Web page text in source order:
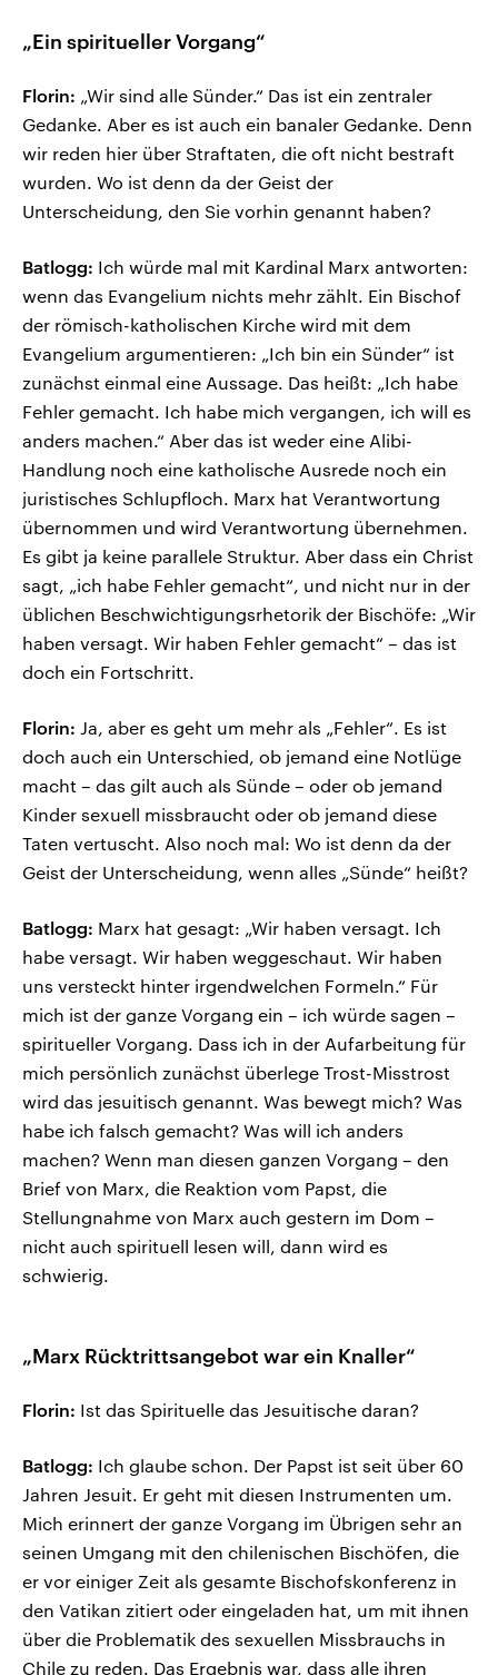
„Ein spiritueller Vorgang“
Florin: „Wir sind alle Sünder.“ Das ist ein zentraler
Gedanke. Aber es ist auch ein banaler Gedanke. Denn
wir reden hier über Straftaten, die oft nicht bestraft
wurden. Wo ist denn da der Geist der
Unterscheidung, den Sie vorhin genannt haben?
Batlogg: Ich würde mal mit Kardinal Marx antworten:
wenn das Evangelium nichts mehr zählt. Ein Bischof
der römisch-katholischen Kirche wird mit dem
Evangelium argumentieren: „Ich bin ein Sünder“ ist
zunächst einmal eine Aussage. Das heißt: „Ich habe
Fehler gemacht. Ich habe mich vergangen, ich will es
anders machen.“ Aber das ist weder eine Alibi-
Handlung noch eine katholische Ausrede noch ein
juristisches Schlupfloch. Marx hat Verantwortung
übernommen und wird Verantwortung übernehmen.
Es gibt ja keine parallele Struktur. Aber dass ein Christ
sagt, „ich habe Fehler gemacht“, und nicht nur in der
üblichen Beschwichtigungsrhetorik der Bischöfe: „Wir
haben versagt. Wir haben Fehler gemacht“ – das ist
doch ein Fortschritt.
Florin: Ja, aber es geht um mehr als „Fehler“. Es ist
doch auch ein Unterschied, ob jemand eine Notlüge
macht – das gilt auch als Sünde – oder ob jemand
Kinder sexuell missbraucht oder ob jemand diese
Taten vertuscht. Also noch mal: Wo ist denn da der
Geist der Unterscheidung, wenn alles „Sünde“ heißt?
Batlogg: Marx hat gesagt: „Wir haben versagt. Ich
habe versagt. Wir haben weggeschaut. Wir haben
uns versteckt hinter irgendwelchen Formeln.“ Für
mich ist der ganze Vorgang ein – ich würde sagen –
spiritueller Vorgang. Dass ich in der Aufarbeitung für
mich persönlich zunächst überlege Trost-Misstrost
wird das jesuitisch genannt. Was bewegt mich? Was
habe ich falsch gemacht? Was will ich anders
machen? Wenn man diesen ganzen Vorgang – den
Brief von Marx, die Reaktion vom Papst, die
Stellungnahme von Marx auch gestern im Dom –
nicht auch spirituell lesen will, dann wird es
schwierig.
„Marx Rücktrittsangebot war ein Knaller“
Florin: Ist das Spirituelle das Jesuitische daran?
Batlogg: Ich glaube schon. Der Papst ist seit über 60
Jahren Jesuit. Er geht mit diesen Instrumenten um.
Mich erinnert der ganze Vorgang im Übrigen sehr an
seinen Umgang mit den chilenischen Bischöfen, die
er vor einiger Zeit als gesamte Bischofskonferenz in
den Vatikan zitiert oder eingeladen hat, um mit ihnen
über die Problematik des sexuellen Missbrauchs in
Chile zu reden. Das Ergebnis war, dass alle ihren